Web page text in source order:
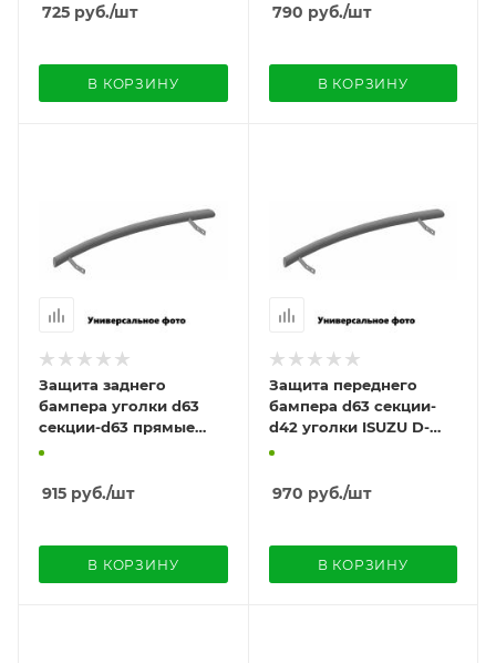
725 руб./шт
В КОРЗИНУ
790 руб./шт
В КОРЗИНУ
Защита заднего
бампера уголки d63
секции-d63 прямые
ISUZU D-MAX 2019-
915 руб./шт
В КОРЗИНУ
Защита переднего
бампера d63 секции-
d42 уголки ISUZU D-
MAX 2019-
970 руб./шт
В КОРЗИНУ